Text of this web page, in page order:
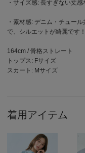
・サイズ感: 長すぎない丈
・素材感: デニム・チュー
で、シルエットが綺麗です！
164cm / 骨格ストレート
トップス: Fサイズ
スカート: Mサイズ
着用アイテム